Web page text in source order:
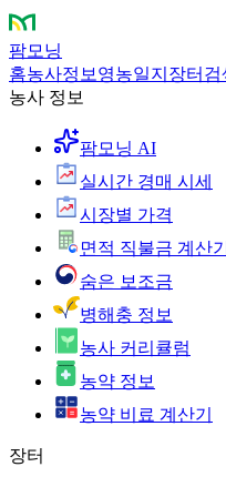
팜모닝
홈농사정보 영농일지 장터 검
농사 정보
팜모닝 AI
실시간 경매 시세
시장별 가격
면적 직불금 계산기
숨은 보조금
병해충 정보
농사 커리큘럼
농약 정보
농약 비료 계산기
장터